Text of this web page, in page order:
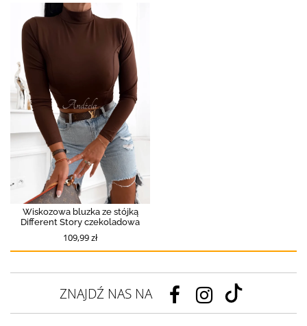
Wiskozowa bluzka ze stójką
Different Story czekoladowa
109,99 zł
ZNAJDŹ NAS NA